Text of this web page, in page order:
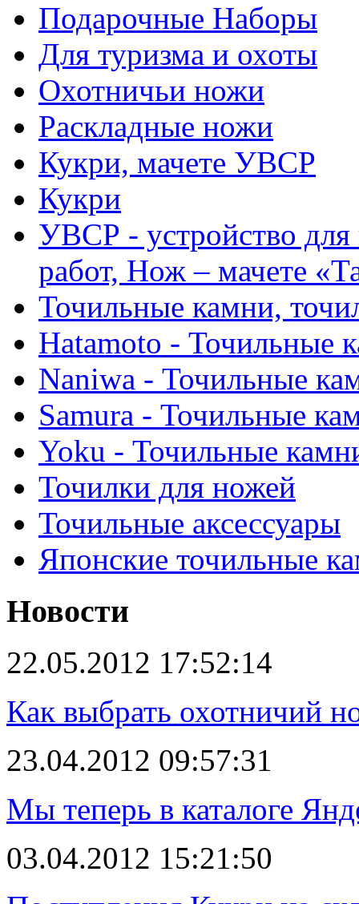
Подарочные Наборы
Для туризма и охоты
Охотничьи ножи
Раскладные ножи
Кукри, мачете УВСР
Кукри
УВСР - устройство для
работ, Нож – мачете
Точильные камни,
Hatamoto - Точильные
Naniwa - Точильные
Samura - Точильные
Yoku - Точильные
Точилки для ножей
Точильные аксессуары
Японские точильные
Новости
22.05.2012 17:52:14
Как выбрать охотничий
23.04.2012 09:57:31
Мы теперь в каталоге
03.04.2012 15:21:50